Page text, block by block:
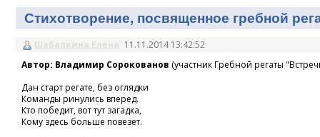
Стихотворение, посвященное гребной
Шабалкина Елена 11.11.2014 13:42:52
Автор: Владимир Сорокованов (участник Гребной регаты
Дан старт регате, без оглядки
Команды ринулись вперед.
Кто победит, вот тут загадка,
Кому здесь больше повезет.